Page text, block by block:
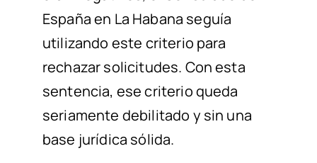
España en La Habana seguía
utilizando este criterio para
rechazar solicitudes. Con esta
sentencia, ese criterio queda
seriamente debilitado y sin una
base jurídica sólida.